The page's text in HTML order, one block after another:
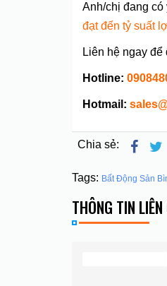
Anh/chị đang
đạt đến tỷ suất
Liên hệ ngay
Hotline:
Hotmail:
Chia sẻ:
Tags: Bất Động Sản
THÔNG TIN